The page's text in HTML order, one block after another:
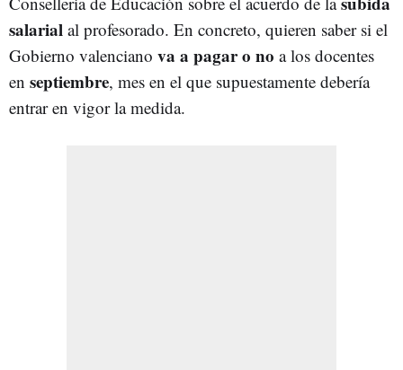
salarial al profesorado. En concreto, quieren saber si el
Gobierno valenciano va a pagar o no a los docentes
en septiembre, mes en el que supuestamente debería
entrar en vigor la medida.